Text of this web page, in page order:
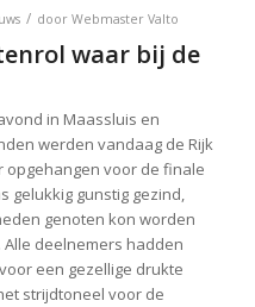
/ door Webmaster Valto
waar bij de
in Maassluis en
werden vandaag de Rijk
opgehangen voor de finale
gelukkig gunstig gezind,
genoten kon worden
deelnemers hadden
een gezellige drukte
strijdtoneel voor de